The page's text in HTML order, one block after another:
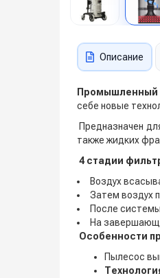
Описание
Промышленный
себе новые
Предназначен
также жидких
4 стадии
Воздух
Затем воздух
После
На
Особенности
Пылесос